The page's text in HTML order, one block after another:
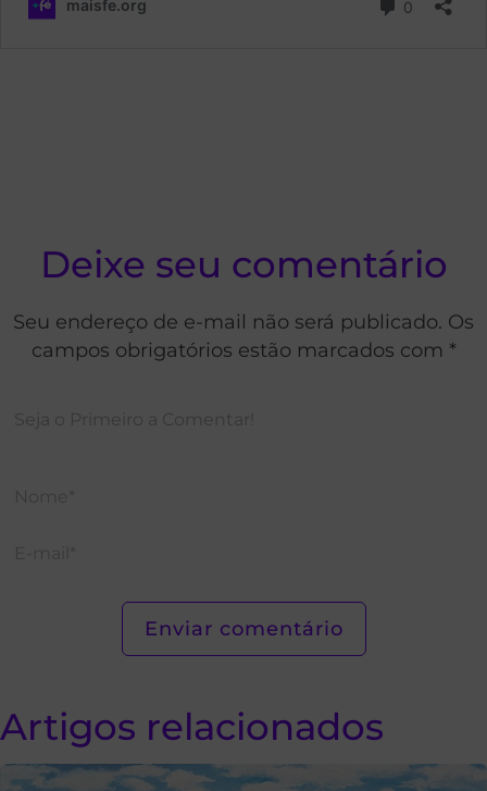
Deixe seu comentário
Seu endereço de e-mail não será publicado. Os
campos obrigatórios estão marcados com *
Artigos relacionados